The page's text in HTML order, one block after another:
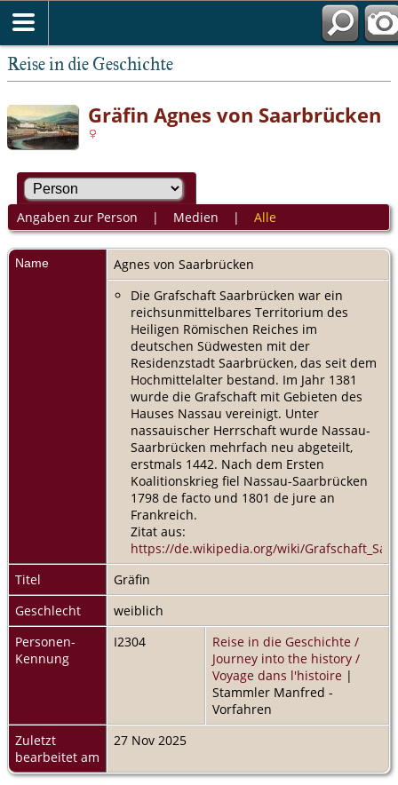
Reise in die Geschichte
Gräfin Agnes von Saarbrücken
Angaben zur Person | Medien | Alle
Name Agnes von Saarbrücken
Die Grafschaft Saarbrücken war ein
reichsunmittelbares Territorium des
Heiligen Römischen Reiches im
deutschen Südwesten mit der
Residenzstadt Saarbrücken, das seit dem
Hochmittelalter bestand. Im Jahr 1381
wurde die Grafschaft mit Gebieten des
Hauses Nassau vereinigt. Unter
nassauischer Herrschaft wurde Nassau-
Saarbrücken mehrfach neu abgeteilt,
erstmals 1442. Nach dem Ersten
Koalitionskrieg fiel Nassau-Saarbrücken
1798 de facto und 1801 de jure an
Frankreich.
Zitat aus:
https://de.wikipedia.org/wiki/
Titel
Gräfin
Geschlecht
weiblich
Personen-
Kennung
I2304
Reise in die Geschichte /
Journey into the history /
Voyage dans l'histoire |
Stammler Manfred -
Vorfahren
Zuletzt
bearbeitet am
27 Nov 2025